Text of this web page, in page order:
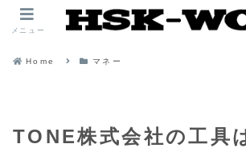
Home マネー
TONE株式会社の工具
メニュー